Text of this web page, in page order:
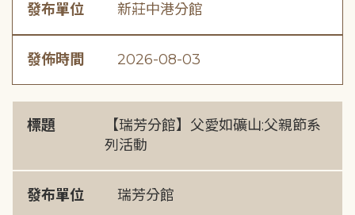
發布單位 新莊中港分館
發佈時間 2026-08-03
標題
【瑞芳分館】父愛如礦山:父親節系
列活動
發布單位 瑞芳分館